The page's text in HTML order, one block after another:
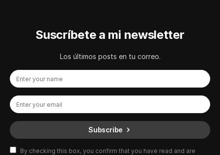
Suscríbete a mi newsletter
Los últimos posts en tu correo.
Subscribe
By checking this box, you confirm that you have read and are